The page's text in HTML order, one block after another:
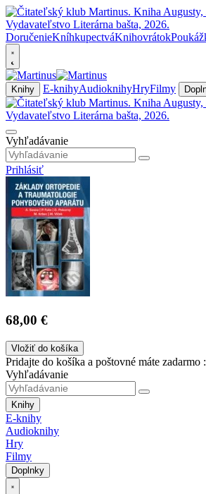
DoručenieKníhkupectváKnihovrátok
Knihy E-knihyAudioknihyHryFilmy
Vyhľadávanie
Prihlásiť
68,00 €
Vložiť do košíka
Pridajte do košíka a poštovné máte zadarmo
Vyhľadávanie
Knihy
E-knihy
Audioknihy
Hry
Filmy
Doplnky